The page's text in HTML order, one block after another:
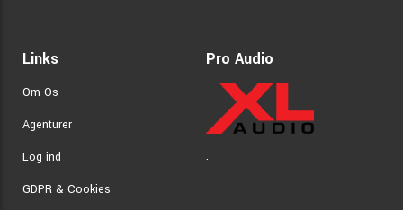
Links
Om Os
Agenturer
Log ind
GDPR & Cookies
Pro Audio
.